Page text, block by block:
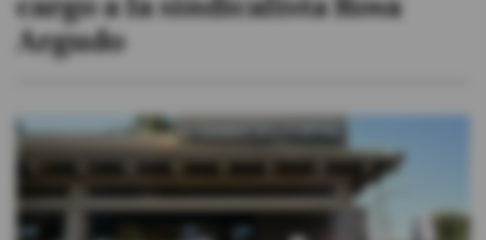
cargo a la sindicalista Rosa
Argudo